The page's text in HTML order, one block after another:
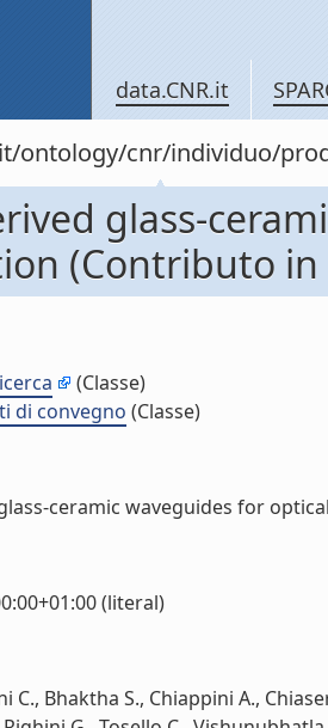
data.CNR.it
ontology/cnr/individuo/
glass-
(Contributo
(Classe)
di convegno (Classe)
ceramic waveguides for
(literal)
C., Bhaktha S., Chiappini A.,